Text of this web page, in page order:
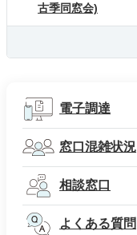
古季同窓会)
電子調達
窓口混雑状況
相談窓口
よくある質問